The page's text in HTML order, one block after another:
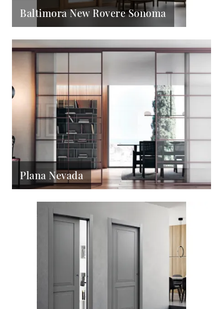
Baltimora New Rovere Sonoma
Plana Nevada